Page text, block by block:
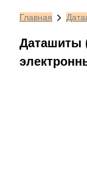
Главная
Даташиты